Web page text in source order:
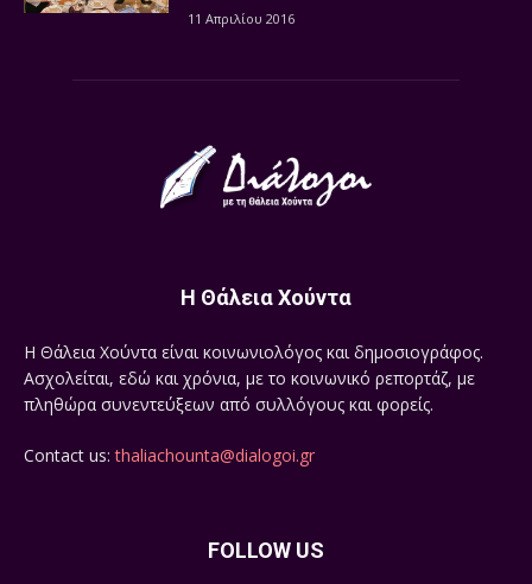
11 Απριλίου 2016
Η Θάλεια Χούντα
Η Θάλεια Χούντα είναι κοινωνιολόγος και δημοσιογράφος.
Ασχολείται, εδώ και χρόνια, με το κοινωνικό ρεπορτάζ, με
πληθώρα συνεντεύξεων από συλλόγους και φορείς.
Contact us:thaliachounta@dialogoi.gr
FOLLOW US